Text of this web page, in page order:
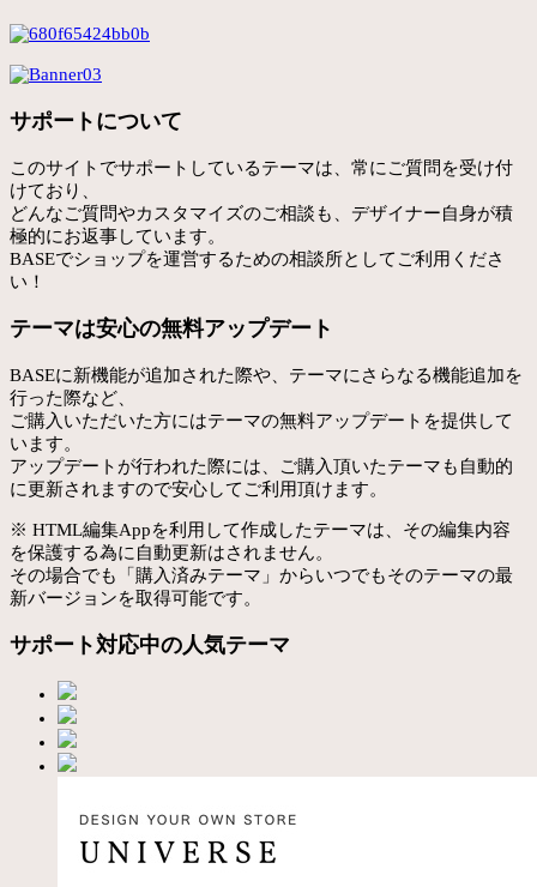
サポートについて
このサイトでサポートしているテーマは、常にご質問を受け付
けており、
どんなご質問やカスタマイズのご相談も、デザイナー自身が積
極的にお返事しています。
BASEでショップを運営するための相談所としてご利用くださ
い！
テーマは安心の無料アップデート
BASEに新機能が追加された際や、テーマにさらなる機能追加を
行った際など、
ご購入いただいた方にはテーマの無料アップデートを提供して
います。
アップデートが行われた際には、ご購入頂いたテーマも自動的
に更新されますので安心してご利用頂けます。
※ HTML編集Appを利用して作成したテーマは、その編集内容
を保護する為に自動更新はされません。
その場合でも「購入済みテーマ」からいつでもそのテーマの最
新バージョンを取得可能です。
サポート対応中の人気テーマ